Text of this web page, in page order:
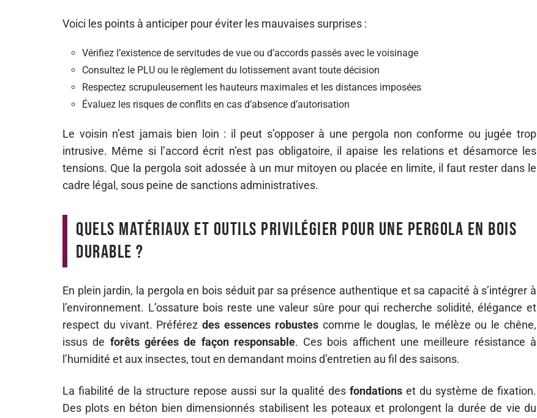
Voici les points à anticiper pour éviter les mauvaises surprises :
Vérifiez l’existence de servitudes de vue ou d’accords passés avec le voisinage
Consultez le PLU ou le règlement du lotissement avant toute décision
Respectez scrupuleusement les hauteurs maximales et les distances imposées
Évaluez les risques de conflits en cas d’absence d’autorisation
Le voisin n’est jamais bien loin : il peut s’opposer à une pergola non conforme ou jugée trop
intrusive. Même si l’accord écrit n’est pas obligatoire, il apaise les relations et désamorce les
tensions. Que la pergola soit adossée à un mur mitoyen ou placée en limite, il faut rester dans le
cadre légal, sous peine de sanctions administratives.
Quels matériaux et outils privilégier pour une pergola en bois
durable ?
En plein jardin, la pergola en bois séduit par sa présence authentique et sa capacité à s’intégrer à
l’environnement. L’ossature bois reste une valeur sûre pour qui recherche solidité, élégance et
respect du vivant. Préférezdes essences robustescomme le douglas, le mélèze ou le chêne,
issus de forêts gérées de façon responsable. Ces bois affichent une meilleure résistance à
l’humidité et aux insectes, tout en demandant moins d’entretien au fil des saisons.
La fiabilité de la structure repose aussi sur la qualité des fondations et du système de fixation.
Des plots en béton bien dimensionnés stabilisent les poteaux et prolongent la durée de vie du